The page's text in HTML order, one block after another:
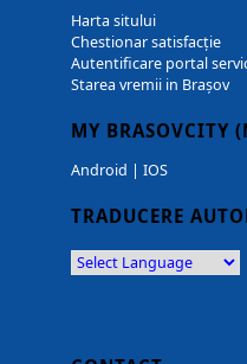
Harta sitului
Chestionar satisfacție
Autentificare portal
Starea vremii in Brașov
MY BRASOVCITY
Android | IOS
TRADUCERE